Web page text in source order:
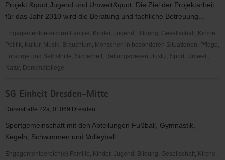
Ausländern
und
Aussiedlern
e.V.
Projekt &quot;Jugend und Umwelt&quot; Die Ziel der Projektarbeit
für das Jahr 2010 wird die Beratung und fachliche Betreuung...
Engagementbereich(e) Familie, Kinder, Jugend, Bildung, Gesellschaft, Kirche,
Politik, Kultur, Musik, Brauchtum, Menschen in besonderen Situationen, Pflege,
Fürsorge und Selbsthilfe, Sicherheit, Rettungswesen, Justiz, Sport, Umwelt,
Natur, Denkmalpflege
und
Beratungsinstitut
Energieeinsparung
und
Umweltschutz
SG Einheit Dresden-Mitte
Dürerstraße 22a, 01069 Dresden
Sportgemeinschaft mit den Abteilungen Fußball, Gymnastik,
Kegeln, Schwimmen und Volleyball
Engagementbereich(e) Familie, Kinder, Jugend, Bildung, Gesellschaft, Kirche,